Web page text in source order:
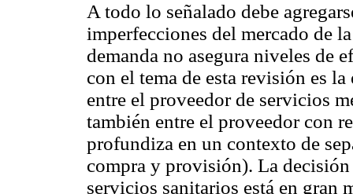
A todo lo señalado debe
imperfecciones del mercado de
demanda no asegura niveles de
con el tema de esta revisión es
entre el proveedor de servicios
también entre el proveedor con
profundiza en un contexto de
compra y provisión). La
servicios sanitarios está en gran